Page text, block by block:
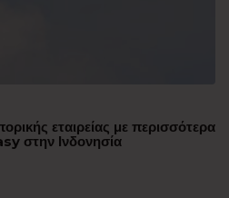
εταιρείας με περισσότερα
στην Ινδονησία